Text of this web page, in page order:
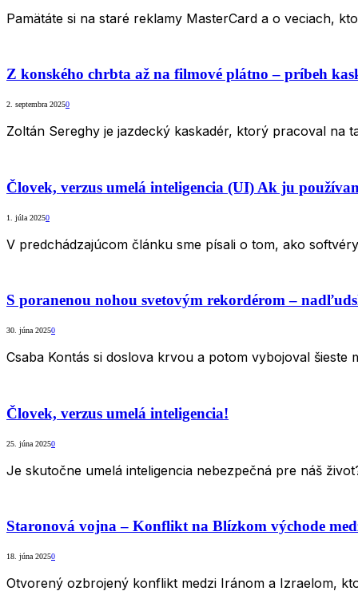
Pamätáte si na staré reklamy MasterCard a o veciach,
Z konského chrbta až na filmové plátno – príbeh
2. septembra 20250
Zoltán Sereghy je jazdecký kaskadér, ktorý pracoval
Človek, verzus umelá inteligencia (UI) Ak ju
1. júla 20250
V predchádzajúcom článku sme písali o tom, ako
S poranenou nohou svetovým rekordérom –
30. júna 20250
Csaba Kontás si doslova krvou a potom vybojoval
Človek, verzus umelá inteligencia!
25. júna 20250
Je skutočne umelá inteligencia nebezpečná pre náš
Staronová vojna – Konflikt na Blízkom východe
18. júna 20250
Otvorený ozbrojený konflikt medzi Iránom a Izraelom,